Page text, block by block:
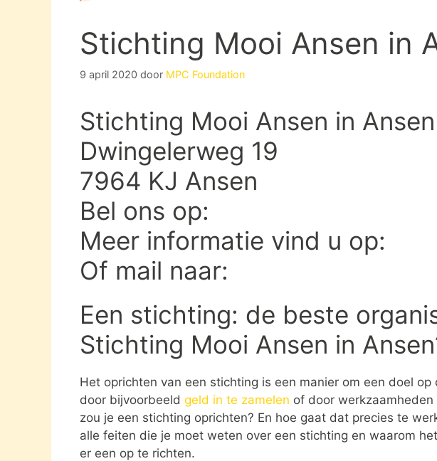
Stichting Mooi Ansen in
9 april 2020 door MPC Foundation
Stichting Mooi Ansen in Ansen
Dwingelerweg 19
7964 KJ Ansen
Bel ons op:
Meer informatie vind u op:
Of mail naar:
Een stichting: de beste
Stichting Mooi Ansen in
Het oprichten van een stichting is een manier om een doel
door bijvoorbeeld geld in te zamelen of door
zou je een stichting oprichten? En hoe gaat dat precies te
alle feiten die je moet weten over een stichting en waarom
er een op te richten.